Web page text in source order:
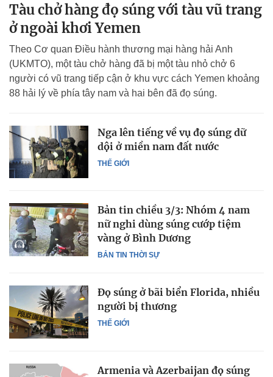
Tàu chở hàng đọ súng với tàu vũ trang
ở ngoài khơi Yemen
Theo Cơ quan Điều hành thương mại hàng hải Anh
(UKMTO), một tàu chở hàng đã bị một tàu nhỏ chở 6
người có vũ trang tiếp cận ở khu vực cách Yemen khoảng
88 hải lý về phía tây nam và hai bên đã đọ súng.
THẾ GIỚI
Nga lên tiếng về vụ đọ súng dữ
dội ở miền nam đất nước
BẢN TIN THỜI SỰ
Bản tin chiều 3/3: Nhóm 4 nam
nữ nghi dùng súng cướp tiệm
vàng ở Bình Dương
THẾ GIỚI
Đọ súng ở bãi biển Florida, nhiều
người bị thương
Armenia và Azerbaijan đọ súng